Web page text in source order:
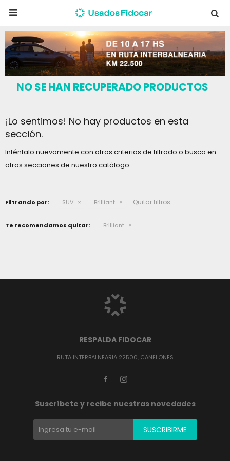

NO SE HAN RECUPERADO PRODUCTOS
¡Lo sentimos! No hay productos en esta
sección.
Inténtalo nuevamente con otros criterios de filtrado o busca en
otras secciones de nuestro catálogo.
Filtrando por: SUV Brilliant Quitar filtros
Te recomendamos quitar: Brilliant
RESPALDA FIDOCAR
RUTA INTERBALNEARIA 22500, CANELONES
 
Suscríbete y recibe nuestras novedades
SUSCRIBIRME